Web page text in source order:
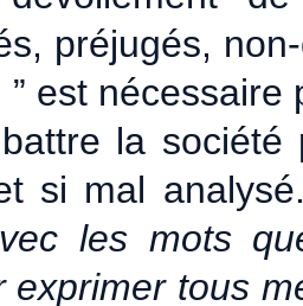
préjugés,
” est
la
si mal
les mots
exprimer tous